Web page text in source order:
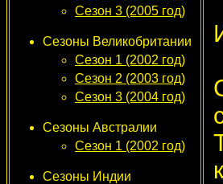
Сезон 3 (2005 год)
Сезоны Великобритании
Сезон 1 (2002 год)
Сезон 2 (2003 год)
Сезон 3 (2004 год)
Сезоны Австралии
Сезон 1 (2002 год)
Сезоны Индии